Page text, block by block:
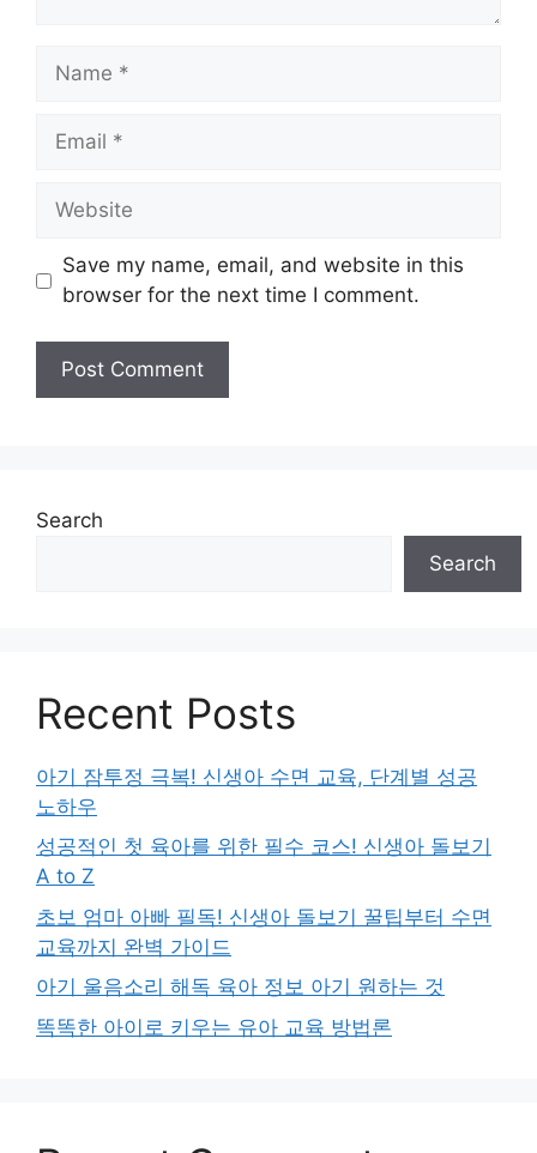
Name
Email
Website
Save my name, email, and website in this
browser for the next time I comment.
Search
Search
Recent Posts
아기 잠투정 극복! 신생아 수면 교육, 단계별 성공
노하우
성공적인 첫 육아를 위한 필수 코스! 신생아 돌보기
A to Z
초보 엄마 아빠 필독! 신생아 돌보기 꿀팁부터 수면
교육까지 완벽 가이드
아기 울음소리 해독 육아 정보 아기 원하는 것
똑똑한 아이로 키우는 유아 교육 방법론